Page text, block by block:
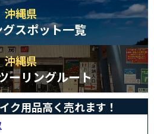
沖縄県
スポット一覧
沖縄県
ーリングルート
ク用品高く売れます！